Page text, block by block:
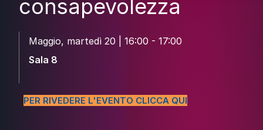
consapevolezza
Maggio, martedì 20 | 16:00 - 17:00
Sala 8
PER RIVEDERE L'EVENTO CLICCA QUI